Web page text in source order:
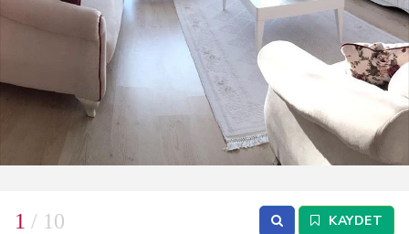
1 / 10 KAYDET